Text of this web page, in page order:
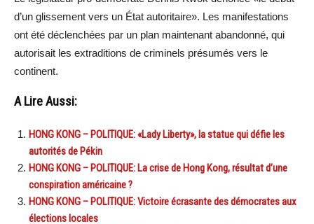
d’un glissement vers un État autoritaire». Les manifestations
ont été déclenchées par un plan maintenant abandonné, qui
autorisait les extraditions de criminels présumés vers le
continent.
A Lire Aussi:
HONG KONG – POLITIQUE: «Lady Liberty», la statue qui défie les
autorités de Pékin
HONG KONG – POLITIQUE: La crise de Hong Kong, résultat d’une
conspiration américaine ?
HONG KONG – POLITIQUE: Victoire écrasante des démocrates aux
élections locales